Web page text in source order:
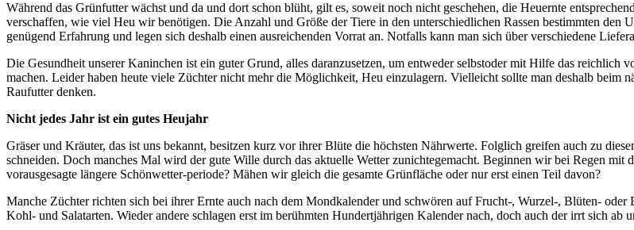
Während das Grünfutter wächst und da und dort schon blüht, gilt es, soweit noch nicht geschehen, die Heuernte
verschaffen, wie viel Heu wir benötigen. Die Anzahl und Größe der Tiere in den unterschiedlichen Rassen bestimmten den
genügend Erfahrung und legen sich deshalb einen ausreichenden Vorrat an. Notfalls kann man sich über verschiedene
Die Gesundheit unserer Kaninchen ist ein guter Grund, alles da­ranzusetzen, um entweder selbstoder mit Hilfe das
machen. Leider haben heute viele Züchter nicht mehr die Möglichkeit, Heu einzulagern. Vielleicht sollte man deshalb beim
Raufutter denken.
Nicht jedes Jahr ist ein gutes Heujahr
Gräser und Kräuter, das ist uns bekannt, besitzen kurz vor ihrer Blüte die höchsten Nährwerte. Folglich greifen auch zu
schneiden. Doch manches Mal wird der gute Wille durch das aktuelle Wetter zunichtegemacht. Beginnen wir bei Regen
vorausgesagte längere Schönwetter-periode? Mähen wir gleich die gesamte Grünfläche oder nur erst einen Teil davon?
Manche Züchter richten sich bei ihrer Ernte auch nach dem Mondkalender und schwören auf Frucht-, Wurzel-, Blüten-
Kohl- und Salatarten. Wieder andere schlagen erst im berühmten Hundertjährigen Kalender nach, doch auch der irrt sich ab